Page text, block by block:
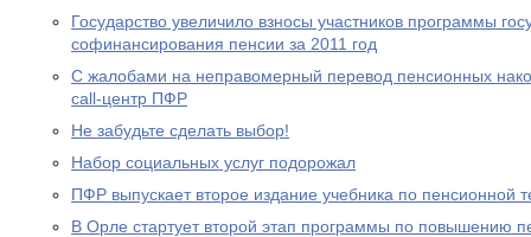
Государство увеличило взносы участников программы
софинансирования пенсии за 2011 год
С жалобами на неправомерный перевод пенсионных
call-центр ПФР
Не забудьте сделать выбор!
Набор социальных услуг подорожал
ПФР выпускает второе издание учебника по пенсионной
В Орле стартует второй этап программы по повышению